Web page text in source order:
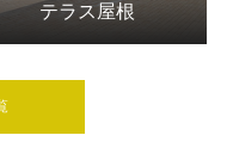
テラス屋根